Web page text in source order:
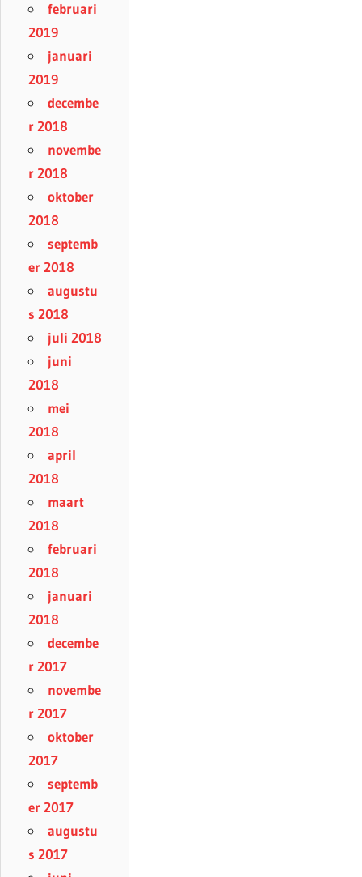
februari
2019
januari
2019
decembe
r 2018
novembe
r 2018
oktober
2018
septemb
er 2018
augustu
s 2018
juli 2018
juni
2018
mei
2018
april
2018
maart
2018
februari
2018
januari
2018
decembe
r 2017
novembe
r 2017
oktober
2017
septemb
er 2017
augustu
s 2017